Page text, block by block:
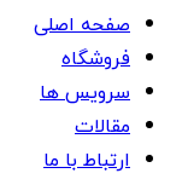
صفحه اصلی
فروشگاه
سرویس ها
مقالات
ارتباط با ما